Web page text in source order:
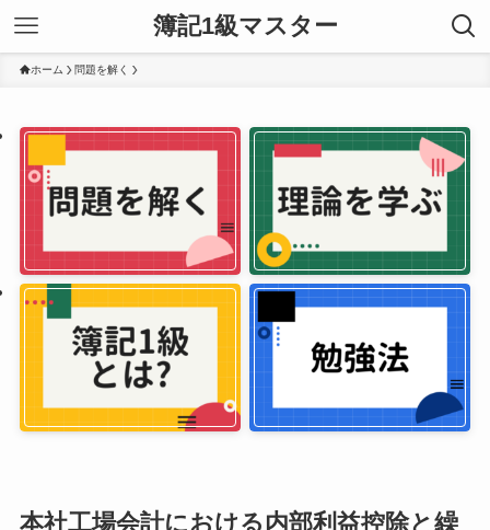
簿記1級マスター
ホーム 問題を解く
本社工場会計における内部利益控除と繰